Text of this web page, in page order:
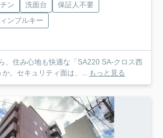
ン 洗面台
保証人不要
ンプルキー
、住み心地も快適な「SA220 SA-クロス西
。セキュリティ面は、... もっと見る